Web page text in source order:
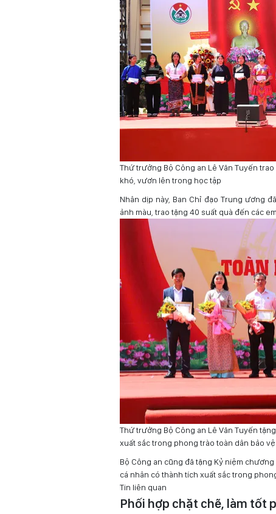
Thứ trưởng Bộ Công an Lê Văn Tuyến
khó, vươn lên trong học tập
Nhân dịp này, Ban Chỉ đạo Trung ương
ảnh màu, trao tặng 40 suất quà đến các
Thứ trưởng Bộ Công an Lê Văn Tuyến
xuất sắc trong phong trào toàn dân bảo
Bộ Công an cũng đã tặng Kỷ niệm
cá nhân có thành tích xuất sắc trong
Tin liên quan
Phối hợp chặt chẽ, làm tốt